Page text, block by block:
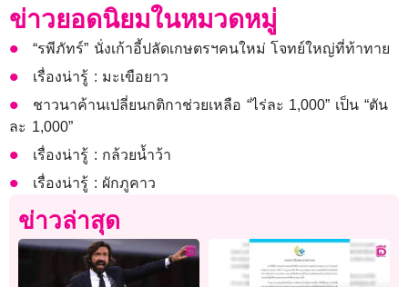
ข่าวยอดนิยมในหมวดหมู่
“รพีภัทร์” นั่งเก้าอี้ปลัดเกษตรฯคนใหม่ โจทย์ใหญ่ที่ท้าทาย
เรื่องน่ารู้ : มะเขือยาว
ชาวนาค้านเปลี่ยนกติกาช่วยเหลือ “ไร่ละ 1,000” เป็น “ตัน
ละ 1,000”
เรื่องน่ารู้ : กล้วยน้ำว้า
เรื่องน่ารู้ : ผักภูคาว
ข่าวล่าสุด